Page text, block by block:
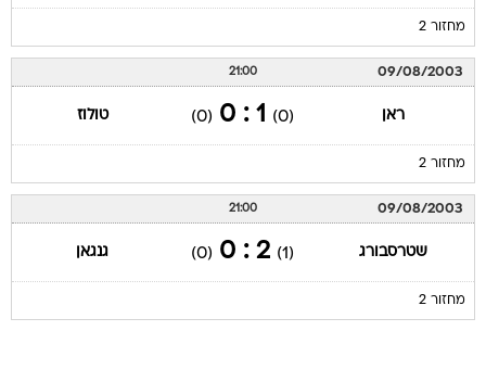
מחזור 2
09/08/2003
21:00
ראן (0)
1 : 0
(0) טולוז
מחזור 2
09/08/2003
21:00
שטרסבורג (1)
2 : 0
(0) גנגאן
מחזור 2